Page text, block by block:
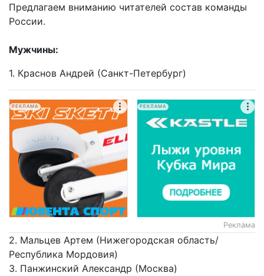
Предлагаем вниманию читателей состав команды
России.
Мужчины:
1. Краснов Андрей (Санкт-Петербург)
РЕКЛАМА РЕКЛАМА
Реклама
2. Мальцев Артем (Нижегородская область/
Республика Мордовия)
3. Панжинский Александр (Москва)